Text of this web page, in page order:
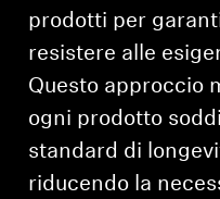
prodotti per
resistere alle
Questo approccio
ogni prodotto
standard di
riducendo la